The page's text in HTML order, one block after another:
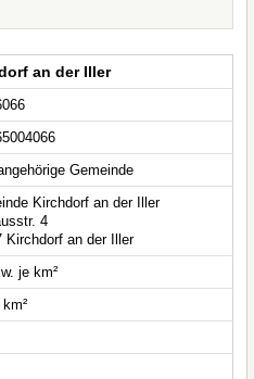
an der Iller
Gemeinde
Kirchdorf an der Iller
4
Kirchdorf an der Iller
je km²